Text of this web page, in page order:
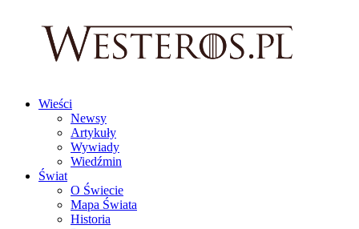
Wieści
Newsy
Artykuły
Wywiady
Wiedźmin
Świat
O Świecie
Mapa Świata
Historia